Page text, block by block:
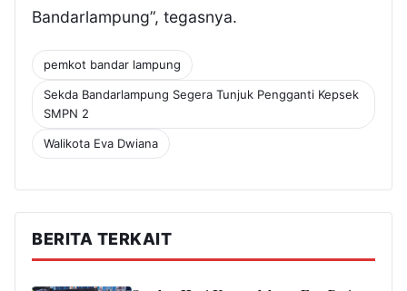
Bandarlampung”, tegasnya.
pemkot bandar lampung
Sekda Bandarlampung Segera Tunjuk Pengganti Kepsek
SMPN 2
Walikota Eva Dwiana
BERITA TERKAIT